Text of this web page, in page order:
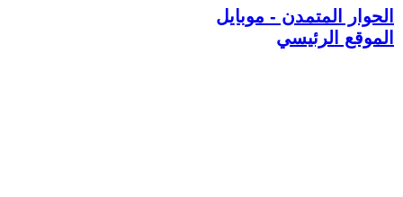
الحوار المتمدن - موبايل
الموقع الرئيسي